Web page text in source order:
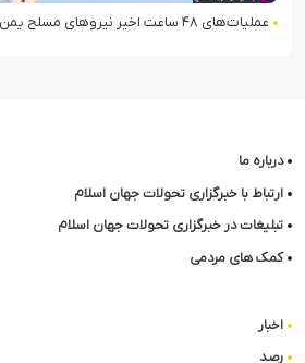
عملیات‌های ۴۸ ساعت اخیر نیروهای مسلح یمن علیه ائتلاف سعودی + ویدیو
درباره ما
ارتباط با خبرگزاری تحولات جهان اسلام
تبلیغات در خبرگزاری تحولات جهان اسلام
کمک های مردمی
اخبار
رصد